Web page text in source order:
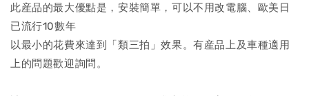
此産品的最大優點是，安裝簡單，可以不用改電腦、歐美日
已流行10數年
以最小的花費來達到「類三拍」效果。有産品上及車種適用
上的問題歡迎詢問。